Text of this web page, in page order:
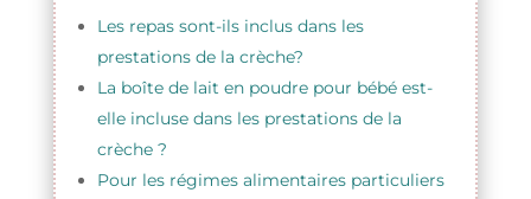
Les repas sont-ils inclus dans les
prestations de la crèche?
La boîte de lait en poudre pour bébé est-
elle incluse dans les prestations de la
crèche ?
Pour les régimes alimentaires particuliers